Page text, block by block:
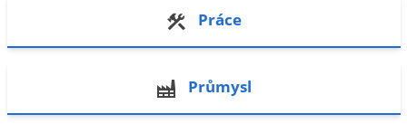
Práce
Průmysl